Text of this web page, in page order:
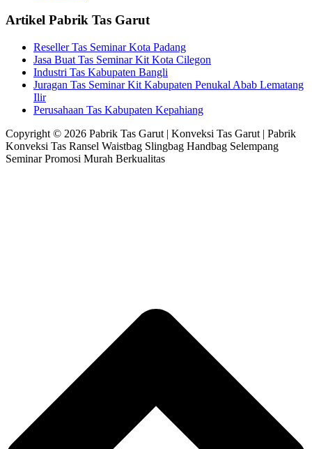
Artikel Pabrik Tas Garut
Reseller Tas Seminar Kota Padang
Jasa Buat Tas Seminar Kit Kota Cilegon
Industri Tas Kabupaten Bangli
Juragan Tas Seminar Kit Kabupaten Penukal Abab Lematang
Ilir
Perusahaan Tas Kabupaten Kepahiang
Copyright © 2026 Pabrik Tas Garut | Konveksi Tas Garut | Pabrik
Konveksi Tas Ransel Waistbag Slingbag Handbag Selempang
Seminar Promosi Murah Berkualitas